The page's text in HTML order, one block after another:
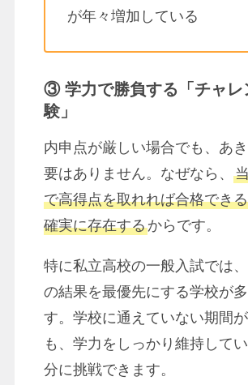
が年々増加している
③ 学力で勝負する「チャレ
験」
内申点が厳しい場合でも、あ
要はありません。なぜなら、
で高得点を取れれば合格でき
確実に存在するからです。
特に私立高校の一般入試では
の結果を最優先にする学校が
す。学校に通えていない期間
も、学力をしっかり維持して
分に挑戦できます。